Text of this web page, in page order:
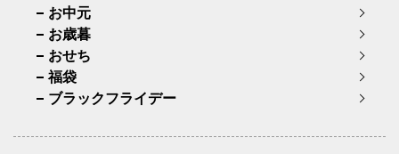
お中元
お歳暮
おせち
福袋
ブラックフライデー